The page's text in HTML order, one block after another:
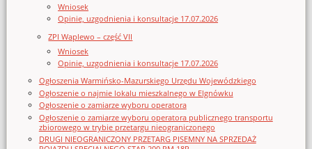
Wniosek
Opinie, uzgodnienia i konsultacje 17.07.2026
ZPI Waplewo – część VII
Wniosek
Opinie, uzgodnienia i konsultacje 17.07.2026
Ogłoszenia Warmińsko-Mazurskiego Urzędu Wojewódzkiego
Ogłoszenie o najmie lokalu mieszkalnego w Elgnówku
Ogłoszenie o zamiarze wyboru operatora
Ogłoszenie o zamiarze wyboru operatora publicznego transportu
zbiorowego w trybie przetargu nieograniczonego
DRUGI NIEOGRANICZONY PRZETARG PISEMNY NA SPRZEDAŻ